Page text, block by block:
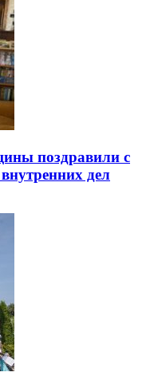
поздравили с
дел